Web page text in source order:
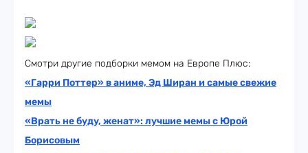
Смотри другие подборки мемом на Европе Плюс:
«Гарри Поттер» в аниме, Эд Ширан и самые свежие
мемы
«Врать не буду, женат»: лучшие мемы с Юрой
Борисовым